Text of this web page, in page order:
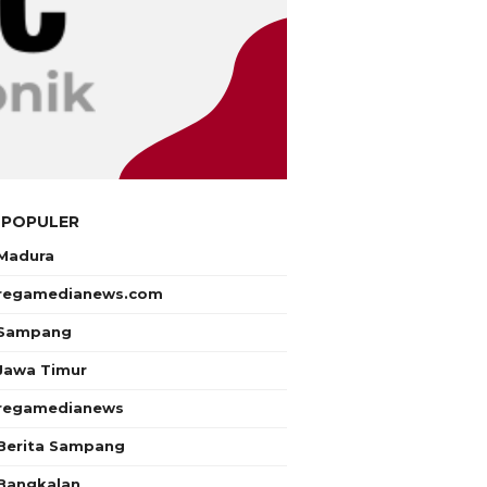
Timur
Sampang